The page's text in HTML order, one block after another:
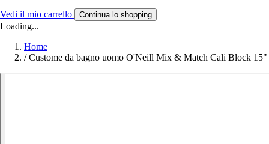
Vedi il mio carrello Continua lo shopping
Loading...
Home
/ Custome da bagno uomo O'Neill Mix & Match Cali Block 15"